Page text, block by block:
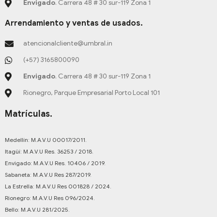
Envigado. Carrera 48 # 30 sur-119 Zona 1
Arrendamiento y ventas de usados.
atencionalcliente@umbral.in
(+57) 3165800090
Envigado. Carrera 48 # 30 sur-119 Zona 1
Rionegro, Parque Empresarial Porto Local 101
Matrículas.
Medellín: M.A.V.U 00017/2011.
Itagüí: M.A.V.U Res. 36253 / 2018.
Envigado: M.A.V.U Res. 10406 / 2019.
Sabaneta: M.A.V.U Res 287/2019.
La Estrella: M.A.V.U Res 001828 / 2024.
Rionegro: M.A.V.U Res 096/2024.
Bello: M.A.V.U 281/2025.